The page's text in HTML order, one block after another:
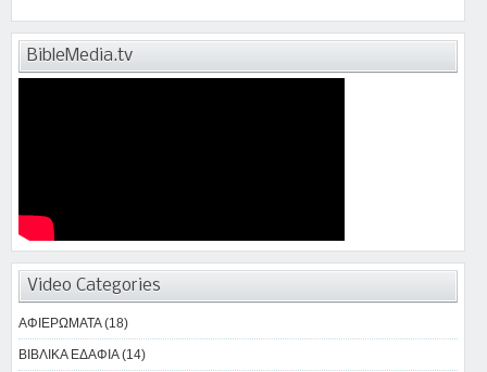
BibleMedia.tv
Video Categories
ΑΦΙΕΡΩΜΑΤΑ (18)
ΒΙΒΛΙΚΑ ΕΔΑΦΙΑ (14)